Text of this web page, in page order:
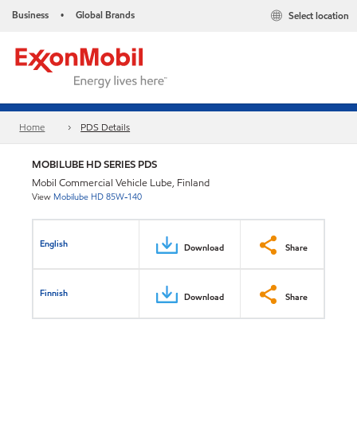
Business • Global Brands Select location
Home PDS Details
MOBILUBE HD SERIES PDS
Mobil Commercial Vehicle Lube, Finland
View Mobilube HD 85W-140
English Download Share
Finnish Download Share